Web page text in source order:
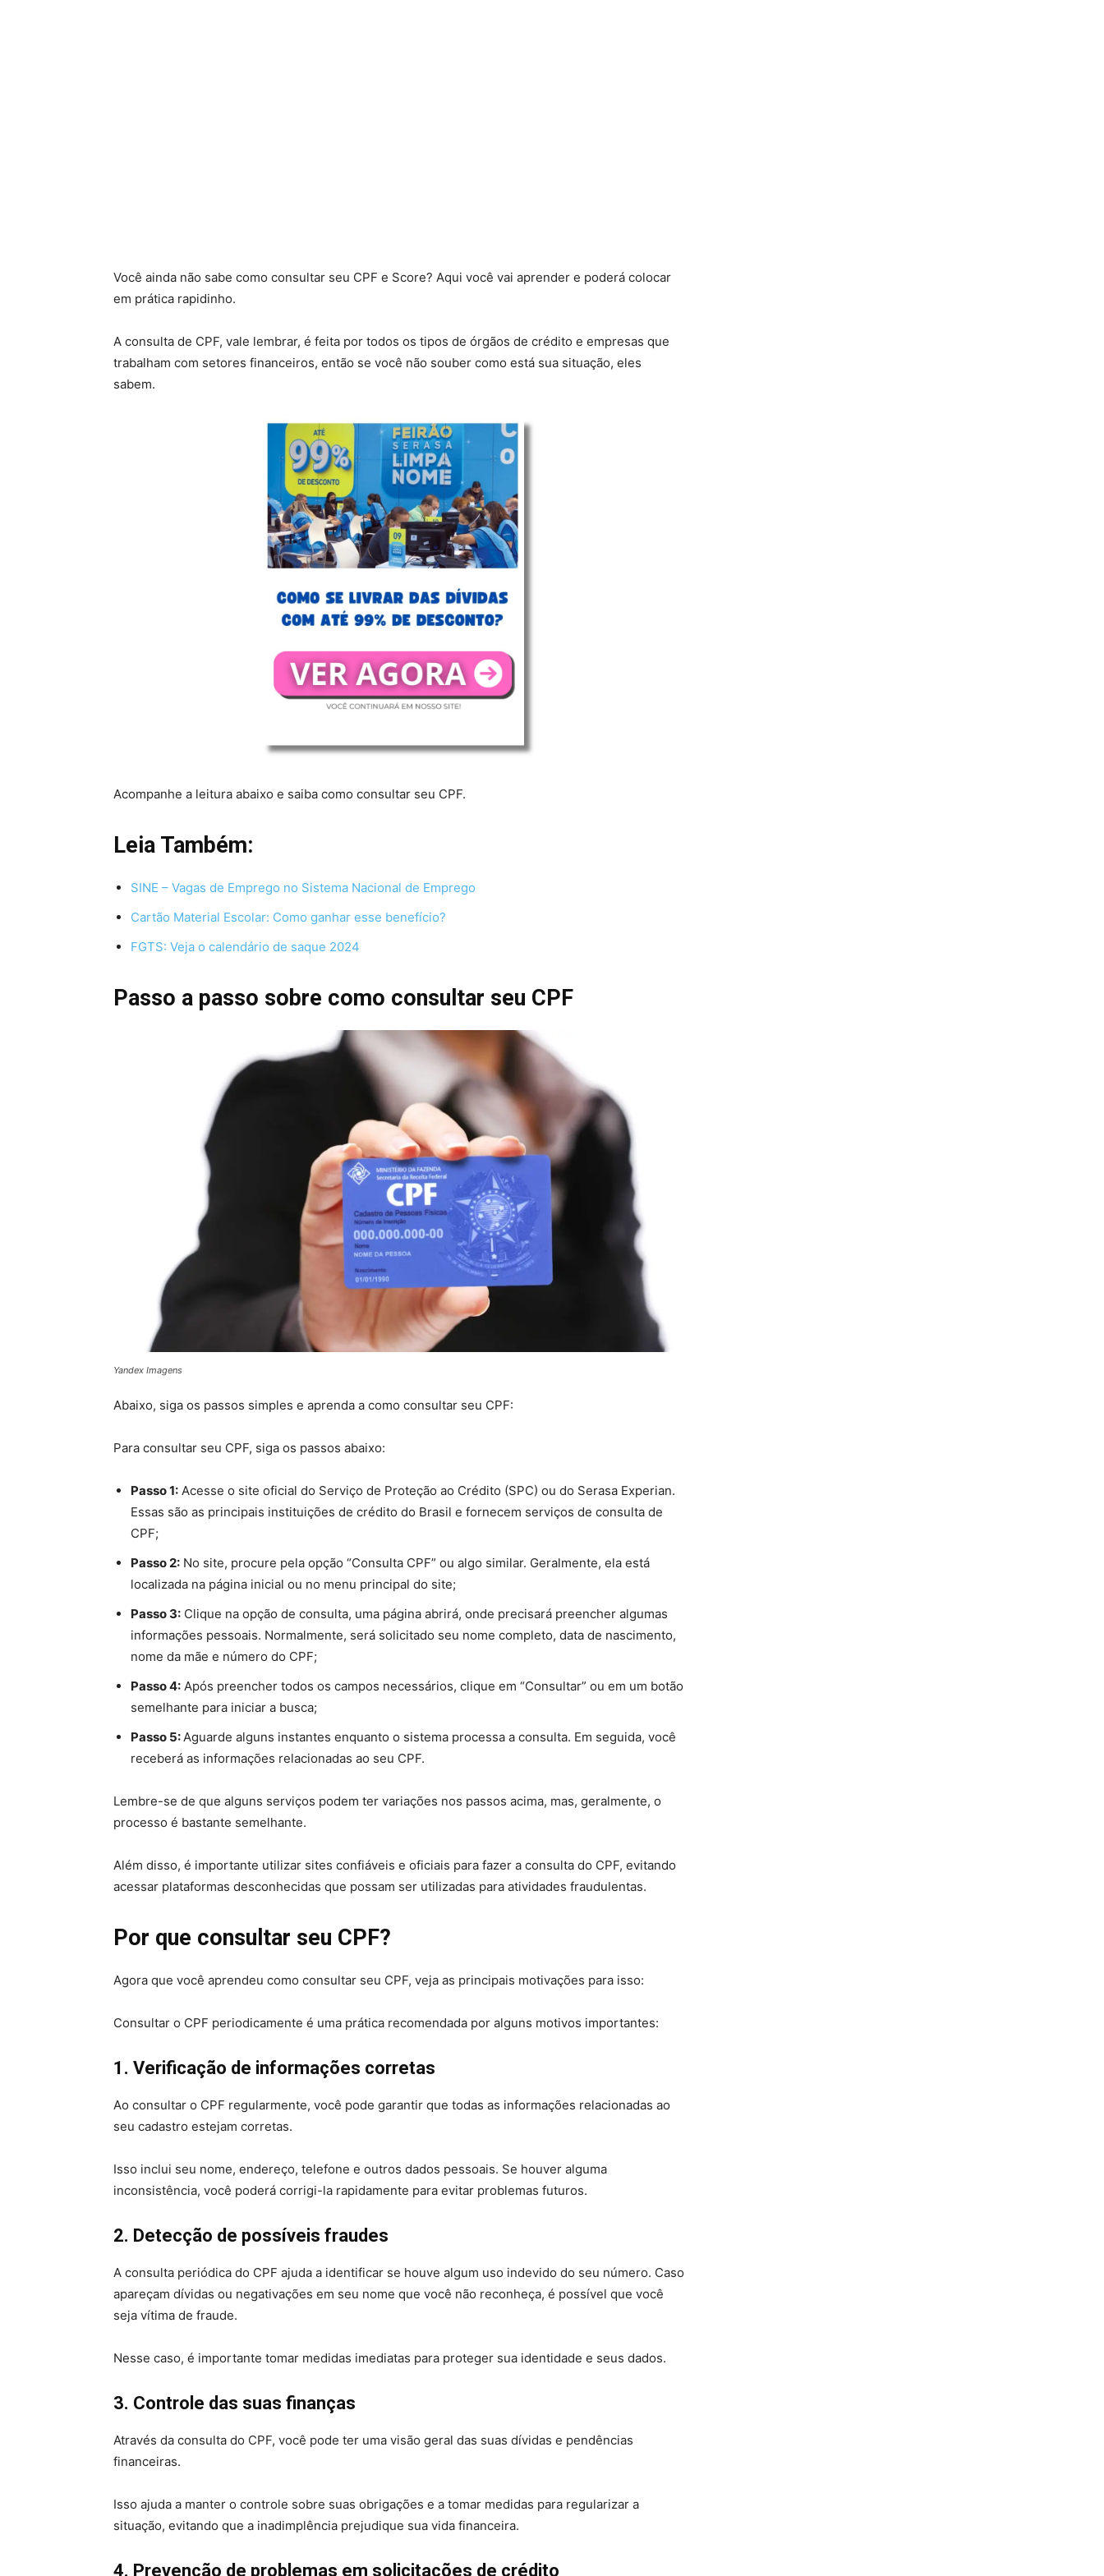
Você ainda não sabe como consultar seu CPF e Score? Aqui você vai aprender e poderá colocar
em prática rapidinho.
A consulta de CPF, vale lembrar, é feita por todos os tipos de órgãos de crédito e empresas que
trabalham com setores financeiros, então se você não souber como está sua situação, eles
sabem.
Acompanhe a leitura abaixo e saiba como consultar seu CPF.
Leia Também:
SINE – Vagas de Emprego no Sistema Nacional de Emprego
Cartão Material Escolar: Como ganhar esse benefício?
FGTS: Veja o calendário de saque 2024
Passo a passo sobre como consultar seu CPF
Yandex Imagens
Abaixo, siga os passos simples e aprenda a como consultar seu CPF:
Para consultar seu CPF, siga os passos abaixo:
Passo 1: Acesse o site oficial do Serviço de Proteção ao Crédito (SPC) ou do Serasa Experian.
Essas são as principais instituições de crédito do Brasil e fornecem serviços de consulta de
CPF;
Passo 2: No site, procure pela opção “Consulta CPF” ou algo similar. Geralmente, ela está
localizada na página inicial ou no menu principal do site;
Passo 3: Clique na opção de consulta, uma página abrirá, onde precisará preencher algumas
informações pessoais. Normalmente, será solicitado seu nome completo, data de nascimento,
nome da mãe e número do CPF;
Passo 4: Após preencher todos os campos necessários, clique em “Consultar” ou em um botão
semelhante para iniciar a busca;
Passo 5: Aguarde alguns instantes enquanto o sistema processa a consulta. Em seguida, você
receberá as informações relacionadas ao seu CPF.
Lembre-se de que alguns serviços podem ter variações nos passos acima, mas, geralmente, o
processo é bastante semelhante.
Além disso, é importante utilizar sites confiáveis e oficiais para fazer a consulta do CPF, evitando
acessar plataformas desconhecidas que possam ser utilizadas para atividades fraudulentas.
Por que consultar seu CPF?
Agora que você aprendeu como consultar seu CPF, veja as principais motivações para isso:
Consultar o CPF periodicamente é uma prática recomendada por alguns motivos importantes:
1. Verificação de informações corretas
Ao consultar o CPF regularmente, você pode garantir que todas as informações relacionadas ao
seu cadastro estejam corretas.
Isso inclui seu nome, endereço, telefone e outros dados pessoais. Se houver alguma
inconsistência, você poderá corrigi-la rapidamente para evitar problemas futuros.
2. Detecção de possíveis fraudes
A consulta periódica do CPF ajuda a identificar se houve algum uso indevido do seu número. Caso
apareçam dívidas ou negativações em seu nome que você não reconheça, é possível que você
seja vítima de fraude.
Nesse caso, é importante tomar medidas imediatas para proteger sua identidade e seus dados.
3. Controle das suas finanças
Através da consulta do CPF, você pode ter uma visão geral das suas dívidas e pendências
financeiras.
Isso ajuda a manter o controle sobre suas obrigações e a tomar medidas para regularizar a
situação, evitando que a inadimplência prejudique sua vida financeira.
4. Prevenção de problemas em solicitações de crédito